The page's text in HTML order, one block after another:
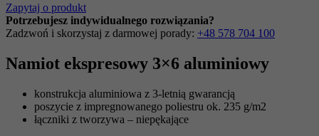
Zapytaj o produkt
Potrzebujesz indywidualnego rozwiązania?
Zadzwoń i skorzystaj z darmowej porady: +48 578 704 100
Namiot ekspresowy 3×6 aluminiowy
konstrukcja aluminiowa z 3-letnią gwarancją
poszycie z impregnowanego poliestru ok. 235 g/m2
łączniki z tworzywa – niepękające